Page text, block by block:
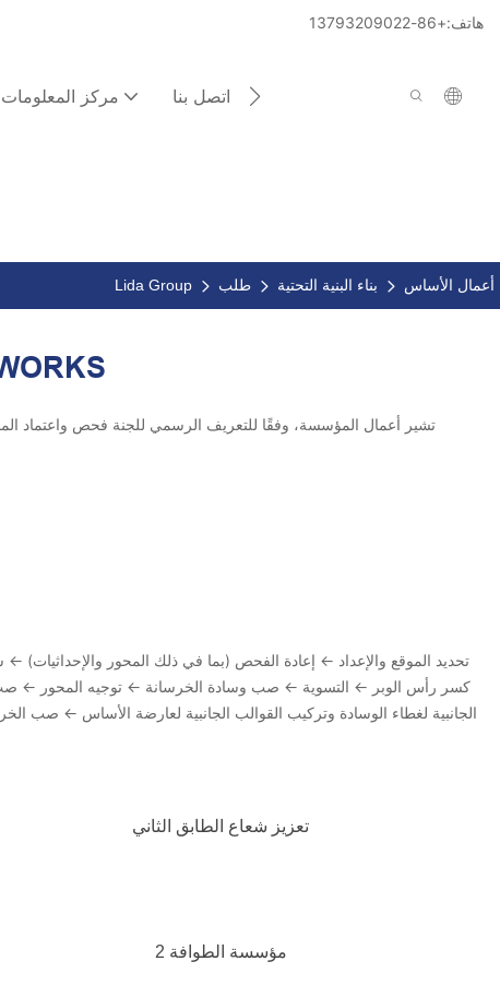
هاتف:+86-13793209022
مركز المعلومات اتصل بنا
Lida Group طلب بناء البنية التحتية أعمال الأساس
تشير أعمال المؤسسة، وفقًا للتعريف الرسمي للجنة فحص واعتماد
تحديد الموقع والإعداد ← إعادة الفحص (بما في ذلك المحور
كسر رأس الوبر ← التسوية ← صب وسادة الخرسانة ← توجيه المحور ← صب
الجانبية لغطاء الوسادة وتركيب القوالب الجانبية لعارضة الأساس ← صب
تعزيز شعاع الطابق الثاني
مؤسسة الطوافة 2